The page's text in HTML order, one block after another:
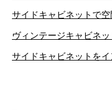
サイドキャビネットで
ヴィンテージキャビネ
サイドキャビネットを